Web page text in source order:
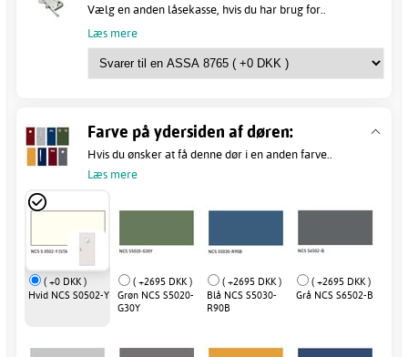
Vælg en anden låsekasse, hvis du har brug for..
Læs mere
Farve på ydersiden af døren:
Hvis du ønsker at få denne dør i en anden farve..
Læs mere
( +0 DKK )
Hvid NCS S0502-Y
( +2695 DKK )
Grøn NCS S5020-
G30Y
( +2695 DKK )
Blå NCS S5030-
R90B
( +2695 DKK )
Grå NCS S6502-B